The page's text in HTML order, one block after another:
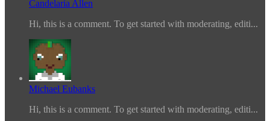
Candelaria Allen
Hi, this is a comment. To get started with moderating, editi...
Michael Eubanks
Hi, this is a comment. To get started with moderating, editi...